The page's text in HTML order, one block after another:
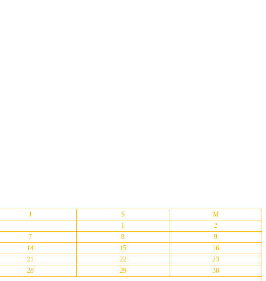
J S
M
1
2
7 8
9
14 15
16
21 22
23
28 29
30